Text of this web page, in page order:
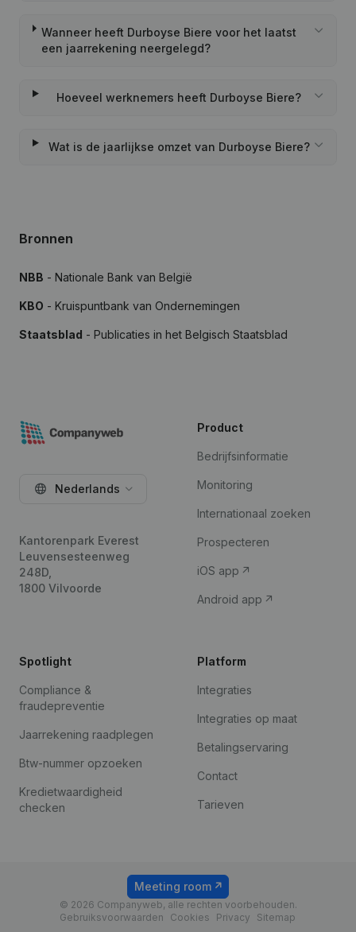
Wanneer heeft Durboyse Biere voor het laatst
een jaarrekening neergelegd?
Hoeveel werknemers heeft Durboyse Biere?
Wat is de jaarlijkse omzet van Durboyse Biere?
Bronnen
NBB - Nationale Bank van België
KBO - Kruispuntbank van Ondernemingen
Staatsblad - Publicaties in het Belgisch Staatsblad
Nederlands
Kantorenpark Everest
Leuvensesteenweg
248D,
1800 Vilvoorde
Product
Bedrijfsinformatie
Monitoring
Internationaal zoeken
Prospecteren
iOS app
Android app
Spotlight
Compliance &
fraudepreventie
Jaarrekening raadplegen
Btw-nummer opzoeken
Kredietwaardigheid
checken
Platform
Integraties
Integraties op maat
Betalingservaring
Contact
Tarieven
© 2026 Companyweb, alle rechten voorbehouden.
Gebruiksvoorwaarden
Cookies Privacy Sitemap
Meeting room